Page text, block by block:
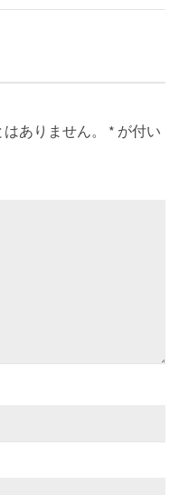
ありません。 * が付い